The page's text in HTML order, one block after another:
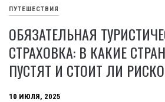
ПУТЕШЕСТВИЯ
ОБЯЗАТЕЛЬНАЯ
СТРАХОВКА: В КАКИЕ
ПУСТЯТ И СТОИТ ЛИ
10 ИЮЛЯ, 2025